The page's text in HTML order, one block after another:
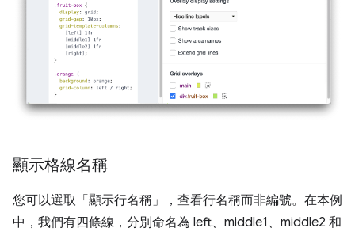
顯示格線名稱
您可以選取「顯示行名稱」
，查看行名稱而非編號。在本例
中，我們有四條線，分別命名為 left、middle1、middle2 和